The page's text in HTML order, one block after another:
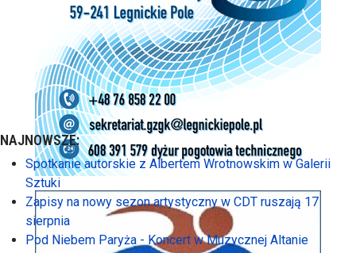
NAJNOWSZE:
Spotkanie autorskie z Albertem Wrotnowskim w Galerii
Sztuki
Zapisy na nowy sezon artystyczny w CDT ruszają 17
sierpnia
Pod Niebem Paryża - Koncert w Muzycznej Altanie